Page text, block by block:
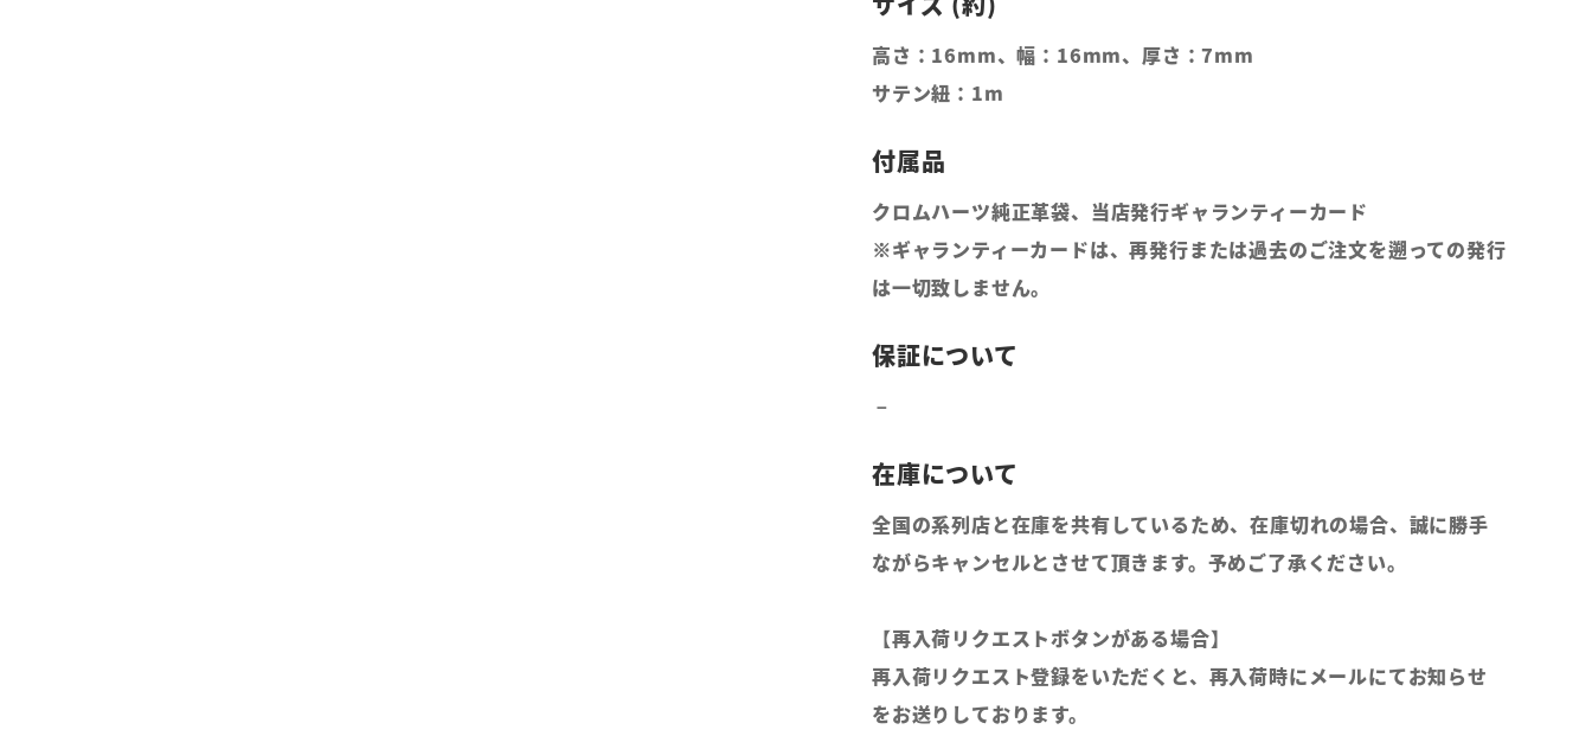
高さ：16mm、幅：16mm、厚さ：7mm
サテン紐：1m
クロムハーツ純正革袋、当店発行ギャランティーカード
※ギャランティーカードは、再発行または過去のご注文を遡っての発行
は一切致しません。
全国の系列店と在庫を共有しているため、在庫切れの場合、誠に勝手
ながらキャンセルとさせて頂きます。予めご了承ください。
【再入荷リクエストボタンがある場合】
再入荷リクエスト登録をいただくと、再入荷時にメールにてお知らせ
をお送りしております。